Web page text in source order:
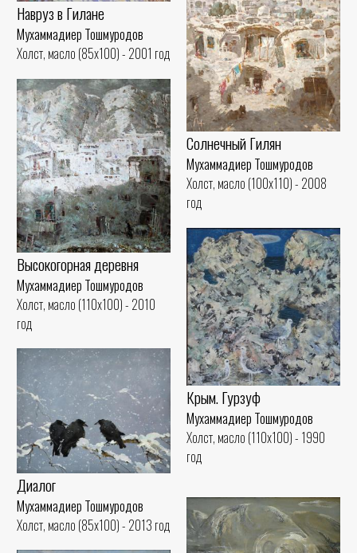
Навруз в Гилане
Мухаммадиер Тошмуродов
Холст, масло (85x100) - 2001 год
Солнечный Гилян
Мухаммадиер Тошмуродов
Холст, масло (100x110) - 2008
год
Высокогорная деревня
Мухаммадиер Тошмуродов
Холст, масло (110x100) - 2010
год
Крым. Гурзуф
Мухаммадиер Тошмуродов
Холст, масло (110x100) - 1990
год
Диалог
Мухаммадиер Тошмуродов
Холст, масло (85x100) - 2013 год